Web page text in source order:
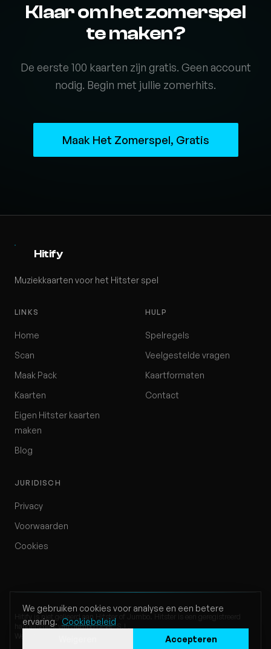
Klaar om het zomerspel
te maken?
De eerste 100 kaarten zijn gratis. Geen account
nodig. Begin met jullie zomerhits.
Maak Het Zomerspel, Gratis
Hitify
Muziekkaarten voor het Hitster spel
LINKS
Home
Scan
Maak Pack
Kaarten
Eigen Hitster kaarten
maken
Blog
HULP
Spelregels
Veelgestelde vragen
Kaartformaten
Contact
JURIDISCH
Privacy
Voorwaarden
Cookies
Hitify is niet gelieerd aan Hitster of Jumbo. Hitster is een geregistreerd
handelsmerk van Jumbo Diset, S.L.
Website door Klappe Development
We gebruiken cookies voor analyse en een betere
ervaring. Cookiebeleid
Accepteren